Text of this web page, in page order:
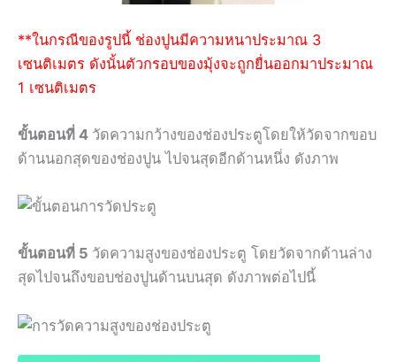
**ในกรณีของรูปนี้ ช่องปูนมีความหนาประมาณ 3
เซนติเมตร ดังนั้นตัวกรอบของมุ้งจะถูกยื่นออกมาประมาณ
1 เซนติเมตร
ขั้นตอนที่ 4 วัดความกว้างของช่องประตูโดยให้วัดจากขอบ
ด้านนอกสุดของช่องปูน ไปจนสุดอีกด้านหนึ่ง ดังภาพ
ขั้นตอนที่ 5 วัดความสูงของช่องประตู โดยวัดจากด้านล่าง
สุดไปจนถึงขอบช่องปูนด้านบนสุด ดังภาพต่อไปนี้